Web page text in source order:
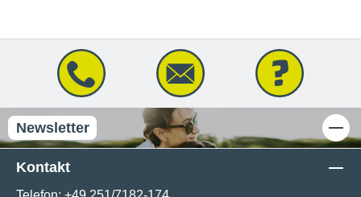
Newsletter
Kontakt